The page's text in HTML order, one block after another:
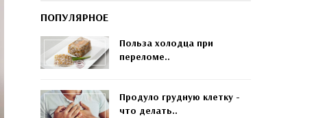
ПОПУЛЯРНОЕ
Польза холодца при
переломе..
Продуло грудную клетку -
что делать..